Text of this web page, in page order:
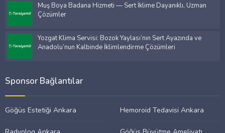
Muş Boya Badana Hizmeti — Sert İklime Dayanıklı, Uzman
Çözümler
Yozgat Klima Servisi: Bozok Yaylası’nın Sert Ayazında ve
Anadolu’nun Kalbinde İklimlendirme Çözümleri
Sponsor Bağlantılar
Göğüs Estetiği Ankara Hemoroid Tedavisi Ankara